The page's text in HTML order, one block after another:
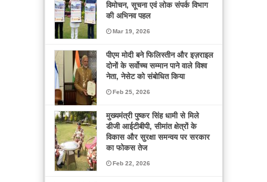
विमोचन, सूचना एवं लोक संपर्क विभाग
की अभिनव पहल
Mar 19, 2026
पीएम मोदी बने फिलिस्तीन और इज़राइल
दोनों के सर्वोच्च सम्मान पाने वाले विश्व
नेता, नेसेट को संबोधित किया
Feb 25, 2026
मुख्यमंत्री पुष्कर सिंह धामी से मिले
डीजी आईटीबीपी, सीमांत क्षेत्रों के
विकास और सुरक्षा समन्वय पर सरकार
का फोकस तेज
Feb 22, 2026